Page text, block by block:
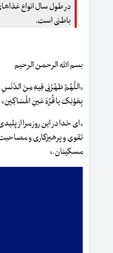
در طول سال انواع
باطنی است.
بسم الله الرحمن الرحیم
«اللَّهُمَّ طَهِّرْنِی فِیهِ مِنَ الدَّنَسِ
بِعَوْنِکَ یا قُرَّهَ عَینِ الْمَسَاکِین»
«ای خدا در این روز مرا از
تقوی و پرهیزکاری و
مسکینان.»